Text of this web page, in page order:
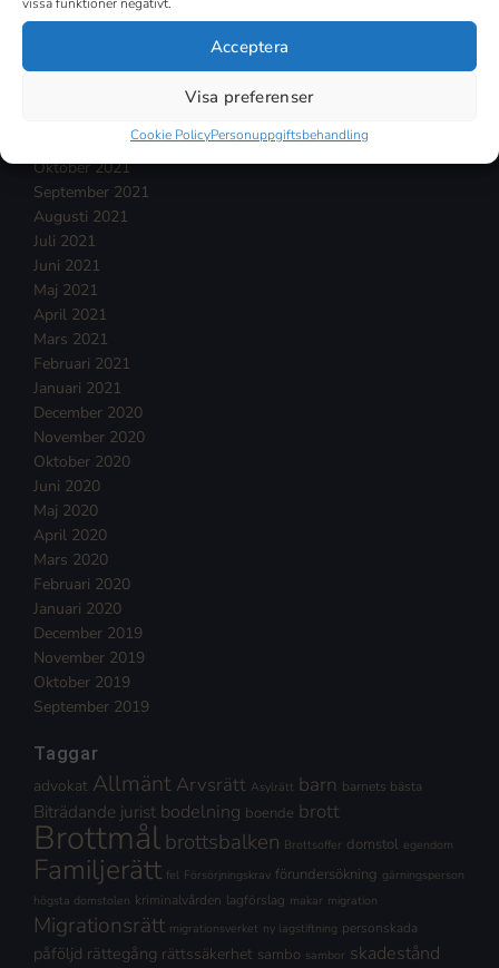
Acceptera
Visa preferenser
Cookie PolicyPersonuppgiftsbehandling
April 2022
Februari 2022
November 2021
Oktober 2021
September 2021
Augusti 2021
Juli 2021
Juni 2021
Maj 2021
April 2021
Mars 2021
Februari 2021
Januari 2021
December 2020
November 2020
Oktober 2020
Juni 2020
Maj 2020
April 2020
Mars 2020
Februari 2020
Januari 2020
December 2019
November 2019
Oktober 2019
September 2019
Taggar
advokat Allmänt Arvsrätt Asylrätt barn barnets bästa
Biträdande jurist bodelning boende brott
Brottmålbrottsbalken Brottsoffer domstol egendom
Familjerätt fel Försörjningskrav förundersökning gärningsperson
högsta domstolen kriminalvården lagförslag makar migration
Migrationsrätt migrationsverket ny lagstiftning personskada
påföljd rättegång rättssäkerhet sambo sambor skadestånd